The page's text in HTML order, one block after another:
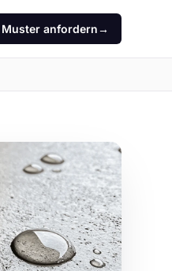
Muster anfordern→